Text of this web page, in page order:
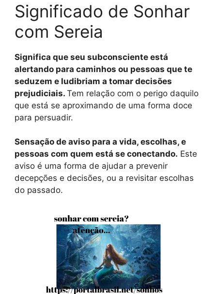
Significado de Sonhar
com Sereia
Significa que seu subconsciente está
alertando para caminhos ou pessoas que te
seduzem e ludibriam a tomar decisões
prejudiciais. Tem relação com o perigo daquilo
que está se aproximando de uma forma doce
para persuadir.
Sensação de aviso para a vida, escolhas, e
pessoas com quem está se conectando. Este
aviso é uma forma de ajudar a prevenir
decepções e decisões, ou a revisitar escolhas
do passado.